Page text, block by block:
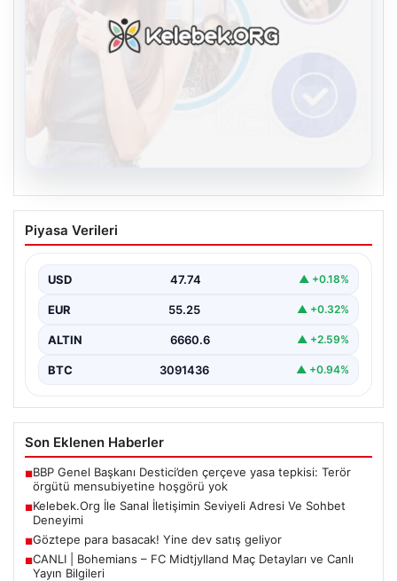
Kelebek.Org İle Sanal İletişimin Seviyeli
Adresi Ve Sohbet Deneyimi
oluşturması büyük bir hassasiyet ifade etmektedir.
Halen…
Piyasa Verileri
USD 47.74 ▲ +0.18%
EUR 55.25 ▲ +0.32%
ALTIN 6660.6 ▲ +2.59%
BTC 3091436 ▲ +0.94%
Son Eklenen Haberler
■BBP Genel Başkanı Destici’den çerçeve yasa tepkisi: Terör
örgütü mensubiyetine hoşgörü yok
■Kelebek.Org İle Sanal İletişimin Seviyeli Adresi Ve Sohbet
Deneyimi
■Göztepe para basacak! Yine dev satış geliyor
■CANLI | Bohemians – FC Midtjylland Maç Detayları ve Canlı
Yayın Bilgileri